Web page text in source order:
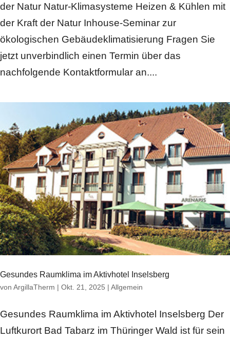
der Natur Natur-Klimasysteme Heizen & Kühlen mit
der Kraft der Natur Inhouse-Seminar zur
ökologischen Gebäudeklimatisierung Fragen Sie
jetzt unverbindlich einen Termin über das
nachfolgende Kontaktformular an....
Gesundes Raumklima im Aktivhotel Inselsberg
von ArgillaTherm | Okt. 21, 2025 | Allgemein
Gesundes Raumklima im Aktivhotel Inselsberg Der
Luftkurort Bad Tabarz im Thüringer Wald ist für sein